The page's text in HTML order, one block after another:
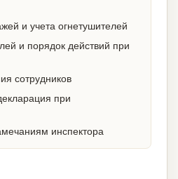
и учета огнетушителей
и порядок действий при
сотрудников
при
инспектора